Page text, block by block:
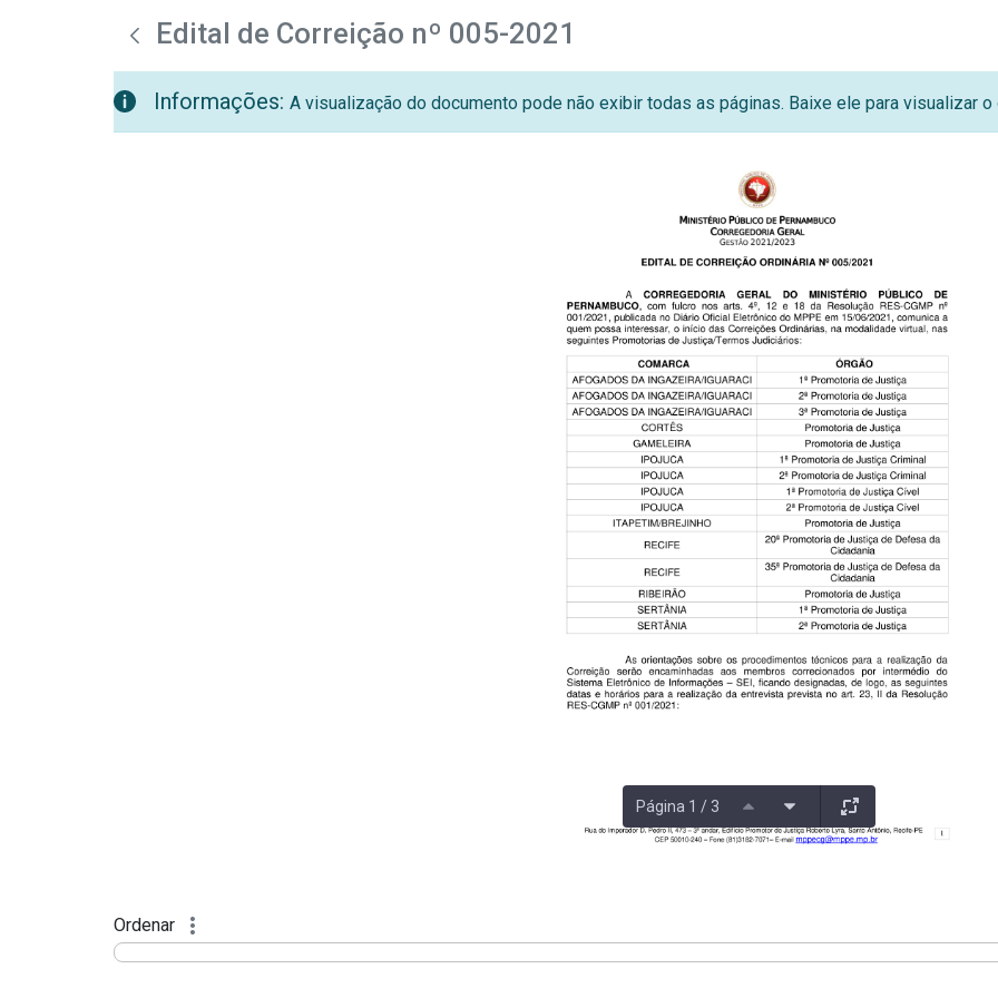
Pular para o Conteúdo principal
teste descricaoEdital de Correição nº 005-2021
Informações: A visualização do documento pode não exibir todas as páginas. Baixe ele para visualizar
Página 1 / 3
Ordenar